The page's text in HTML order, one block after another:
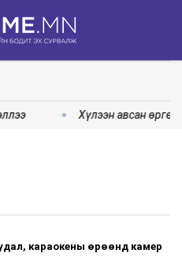
Хүлээн авсан
караокены өрөөнд камер